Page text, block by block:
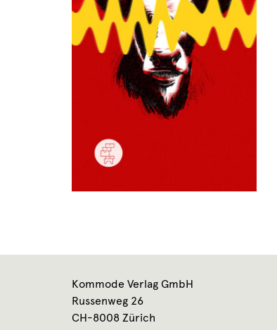
Kommode Verlag GmbH
Russenweg 26
CH-8008 Zürich